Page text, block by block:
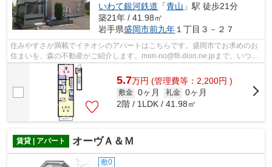
いわて銀河鉄道 「青山 」駅 徒歩21分
築21年 / 41.98㎡
岩手県盛岡市前九年 １丁目３－２７
住みやすさが満載でイチオシのアパートはこちらです。盛岡市でお求めのお
住まいを、森の不動産がご紹介します。mori-no@f8.dion.ne.jpまで、いつで
もお問い合わせ下さい。
5.7万円 (管理費等：2,200円 )
敷金 0ヶ月 礼金 0ヶ月
2階 / 1LDK / 41.98㎡
賃貸 | アパート オーヴＡ＆Ｍ
敷0